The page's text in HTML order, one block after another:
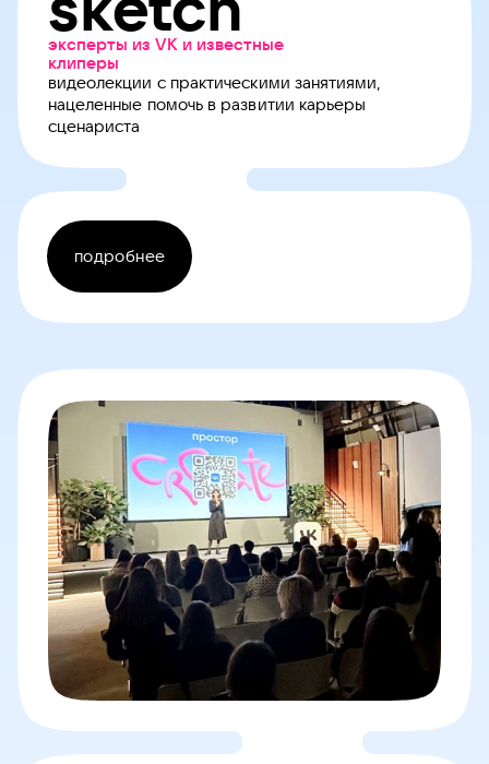
эксперты из VK и известные
клиперы
видеолекции с практическими занятиями,
нацеленные помочь в развитии карьеры
сценариста
подробнее